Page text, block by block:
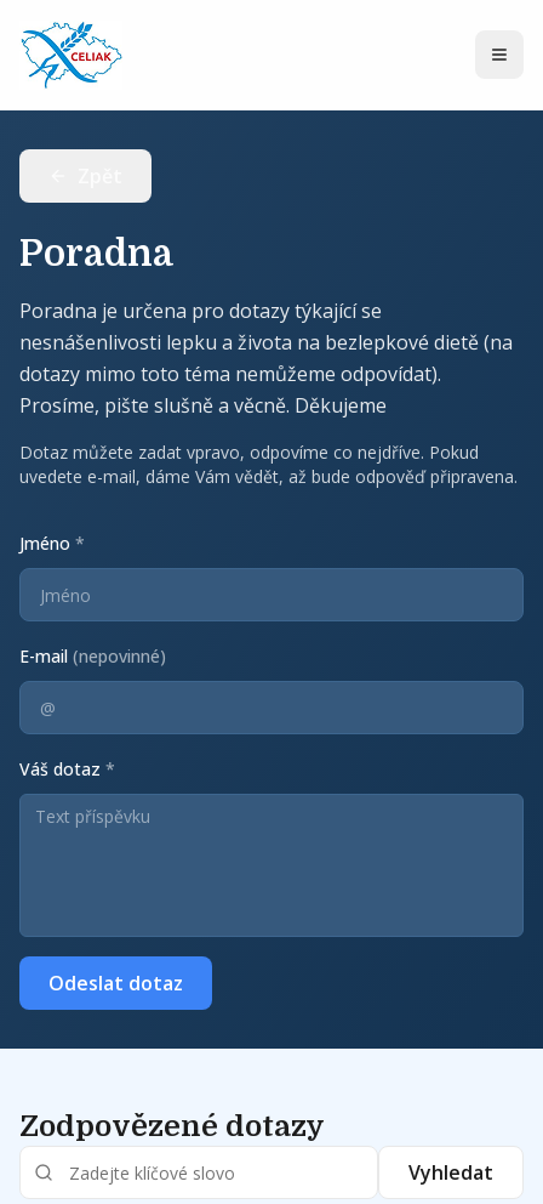
Poradna
Poradna je určena pro dotazy týkající se
nesnášenlivosti lepku a života na bezlepkové dietě (na
dotazy mimo toto téma nemůžeme odpovídat).
Prosíme, pište slušně a věcně. Děkujeme
Dotaz můžete zadat vpravo, odpovíme co nejdříve. Pokud
uvedete e-mail, dáme Vám vědět, až bude odpověď připravena.
Jméno *
E-mail (nepovinné)
Váš dotaz *
Odeslat dotaz
Zodpovězené dotazy
Vyhledat